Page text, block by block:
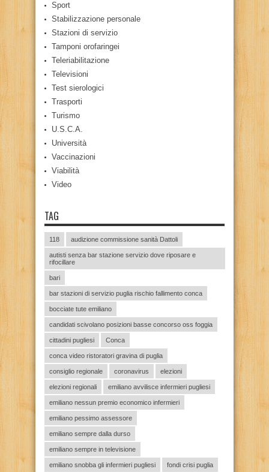
Sport
Stabilizzazione personale
Stazioni di servizio
Tamponi orofaringei
Teleriabilitazione
Televisioni
Test sierologici
Trasporti
Turismo
U.S.C.A.
Università
Vaccinazioni
Viabilità
Video
TAG
118 audizione commissione sanità Dattoli
autisti senza bar stazione servizio dove riposare e
rifocillare
bari
bar stazioni di servizio puglia rischio fallimento conca
bocciate tute emiliano
candidati scivolano posizioni basse concorso oss foggia
cittadini pugliesi Conca
conca video ristoratori gravina di puglia
consiglio regionale coronavirus elezioni
elezioni regionali emiliano avvilisce infermieri pugliesi
emiliano nessun premio economico infermieri
emiliano pessimo assessore
emiliano sempre dalla durso
emiliano sempre in televisione
emiliano snobba gli infermieri pugliesi fondi crisi puglia